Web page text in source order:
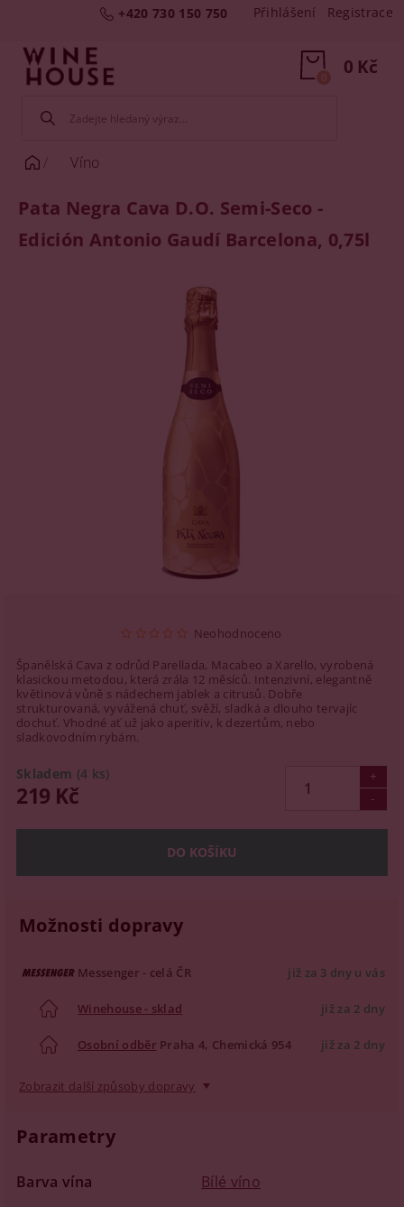
+420 730 150 750 Přihlášení Registrace
0 Kč
0
Víno
Pata Negra Cava D.O. Semi-Seco -
Edición Antonio Gaudí Barcelona, 0,75l
Neohodnoceno
Španělská Cava z odrůd Parellada, Macabeo a Xarello, vyrobená
klasickou metodou, která zrála 12 měsíců. Intenzivní, elegantně
květinová vůně s nádechem jablek a citrusů. Dobře
strukturovaná, vyvážená chuť, svěží, sladká a dlouho tervajíc
dochuť. Vhodné ať už jako aperitiv, k dezertům, nebo
sladkovodním rybám.
Skladem (4 ks)
219 Kč
Možnosti dopravy
Messenger - celá ČR již za 3 dny u vás
Winehouse - sklad již za 2 dny
Osobní odběr Praha 4, Chemická 954 již za 2 dny
Zobrazit další způsoby dopravy
Parametry
Barva vína
Bílé víno